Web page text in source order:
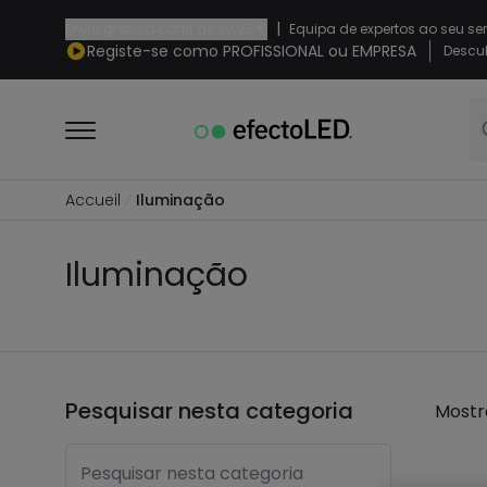
| Equipa de expertos ao seu
Registe-se como PROFISSIONAL ou EMPRESA
Accueil Iluminação
Iluminação
Pesquisar nesta categoria
Pesquisar nesta categoria